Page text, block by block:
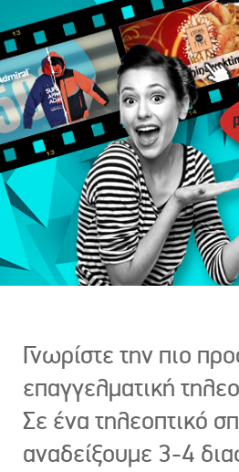
Γνωρίστε την πιο
επαγγελματική
Σε ένα τηλεοπτικό
αναδείξουμε 3-4